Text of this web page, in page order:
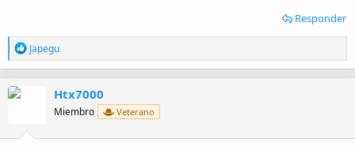
Responder
R
e
a
n
Japegu
Htx7000
Miembro Veterano